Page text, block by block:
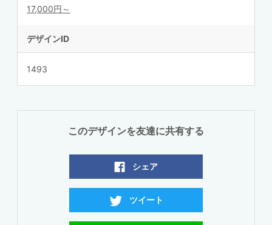
17,000円～
デザインID
1493
このデザインを友達に共有する
シェア
ツイート